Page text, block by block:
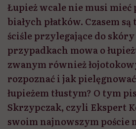
Łupież wcale nie musi mieć
białych płatków. Czasem są
ściśle przylegające do
przypadkach mowa o
zwanym również
rozpoznać i jak pielęgnować
łupieżem tłustym? O tym
Skrzypczak, czyli Ekspert
swoim najnowszym poście